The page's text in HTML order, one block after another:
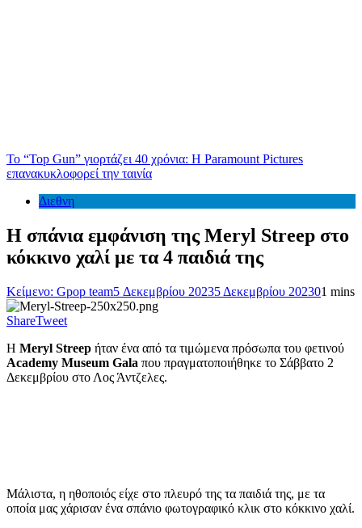
Το “Top Gun” γιορτάζει 40 χρόνια: Η Paramount Pictures
επανακυκλοφορεί την ταινία
Διεθνη
Η σπάνια εμφάνιση της Meryl Streep στο
κόκκινο χαλί με τα 4 παιδιά της
Κείμενο: Gpop team5 Δεκεμβρίου 20235 Δεκεμβρίου 202301 mins
ShareTweet
H Meryl Streep ήταν ένα από τα τιμώμενα πρόσωπα του φετινού
Academy Museum Gala που πραγματοποιήθηκε το Σάββατο 2
Δεκεμβρίου στο Λος Άντζελες.
Μάλιστα, η ηθοποιός είχε στο πλευρό της τα παιδιά της, με τα
οποία μας χάρισαν ένα σπάνιο φωτογραφικό κλικ στο κόκκινο χαλί.